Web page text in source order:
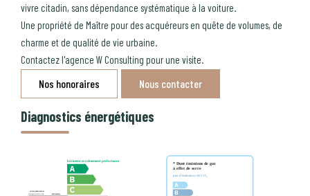
vivre citadin, sans dépendance systématique à la voiture.
Une propriété de Maître pour des acquéreurs en quête de volumes, de
charme et de qualité de vie urbaine.
Contactez l'agence W Consulting pour une visite.
Nos honoraires Nous contacter
Diagnostics énergétiques